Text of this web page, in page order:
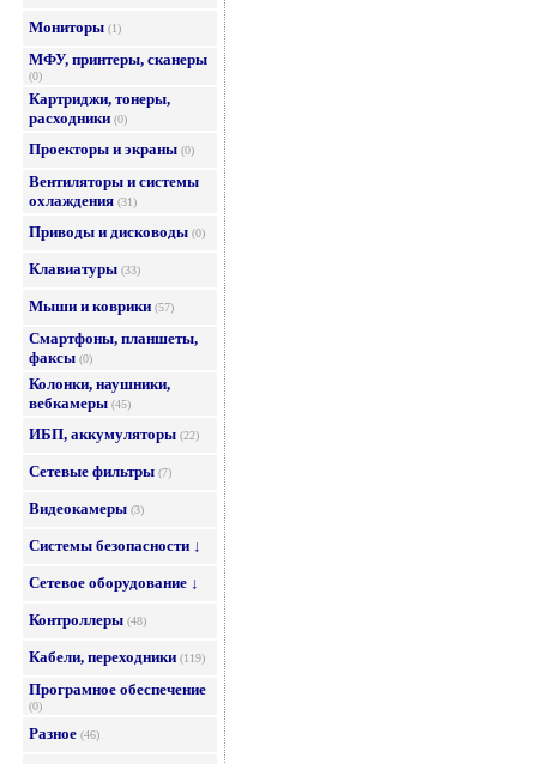
Мониторы (1)
МФУ, принтеры, сканеры
(0)
Картриджи, тонеры,
расходники (0)
Проекторы и экраны (0)
Вентиляторы и системы
охлаждения (31)
Приводы и дисководы (0)
Клавиатуры (33)
Мыши и коврики (57)
Смартфоны, планшеты,
факсы (0)
Колонки, наушники,
вебкамеры (45)
ИБП, аккумуляторы (22)
Сетевые фильтры (7)
Видеокамеры (3)
Системы безопасности ↓
Сетевое оборудование ↓
Контроллеры (48)
Кабели, переходники (119)
Програмное обеспечение
(0)
Разное (46)